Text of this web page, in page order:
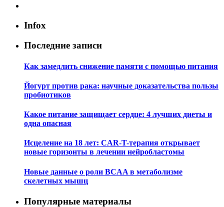
Infox
Последние записи
Как замедлить снижение памяти с помощью питания
Йогурт против рака: научные доказательства пользы
пробиотиков
Какое питание защищает сердце: 4 лучших диеты и
одна опасная
Исцеление на 18 лет: CAR-T-терапия открывает
новые горизонты в лечении нейробластомы
Новые данные о роли BCAA в метаболизме
скелетных мышц
Популярные материалы